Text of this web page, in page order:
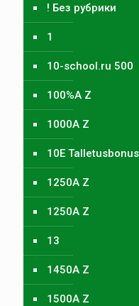
! Без рубрики
1
10-school.ru 500
100%A Z
1000A Z
10E Talletusbonus
1250A Z
1250A Z
13
1450A Z
1500A Z